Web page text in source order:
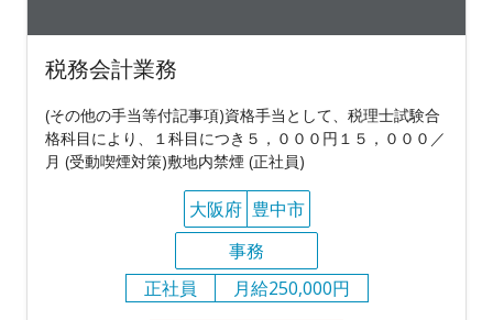
税務会計業務
(その他の手当等付記事項)資格手当として、税理士試験合
格科目により、１科目につき５，０００円１５，０００／
月 (受動喫煙対策)敷地内禁煙 (正社員)
大阪府 豊中市
事務
正社員
月給250,000円